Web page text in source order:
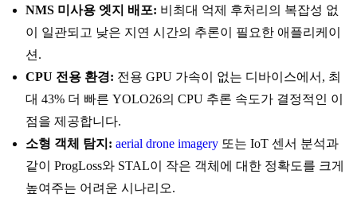
NMS 미사용 엣지 배포: 비최대 억제 후처리의 복잡성 없
이 일관되고 낮은 지연 시간의 추론이 필요한 애플리케이
션.
CPU 전용 환경: 전용 GPU 가속이 없는 디바이스에서, 최
대 43% 더 빠른 YOLO26의 CPU 추론 속도가 결정적인 이
점을 제공합니다.
소형 객체 탐지: aerial drone imagery 또는 IoT 센서 분석과
같이 ProgLoss와 STAL이 작은 객체에 대한 정확도를 크게
높여주는 어려운 시나리오.